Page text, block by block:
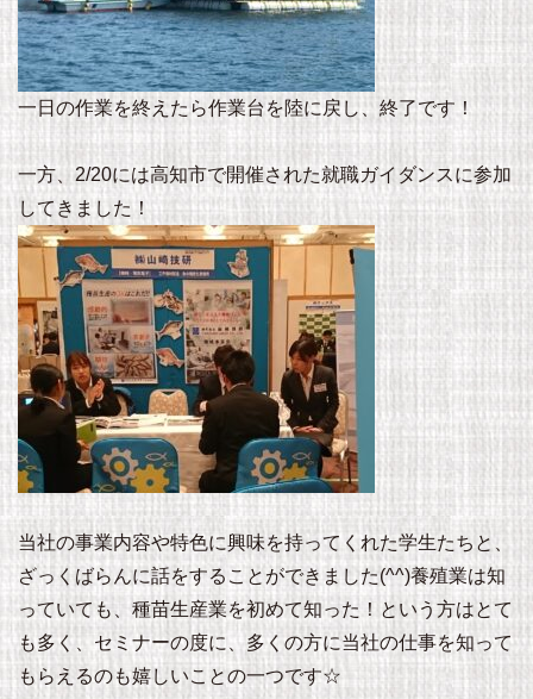
一日の作業を終えたら作業台を陸に戻し、終了です！
一方、2/20には高知市で開催された就職ガイダンスに参加
してきました！
当社の事業内容や特色に興味を持ってくれた学生たちと、
ざっくばらんに話をすることができました(^^)養殖業は知
っていても、種苗生産業を初めて知った！という方はとて
も多く、セミナーの度に、多くの方に当社の仕事を知って
もらえるのも嬉しいことの一つです☆